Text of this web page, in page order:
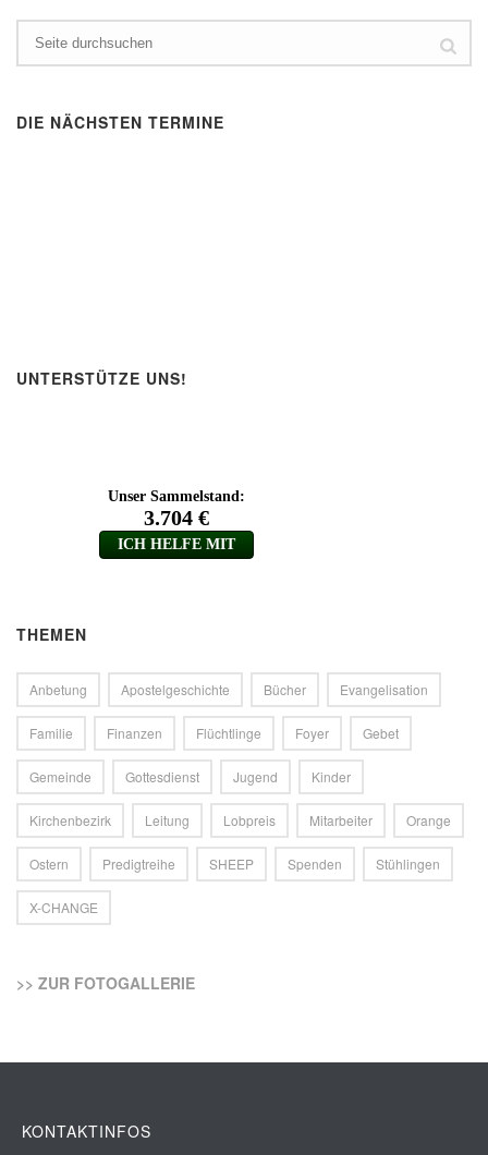
DIE NÄCHSTEN TERMINE
UNTERSTÜTZE UNS!
THEMEN
Anbetung Apostelgeschichte Bücher Evangelisation
Familie Finanzen Flüchtlinge Foyer Gebet
Gemeinde Gottesdienst Jugend Kinder
Kirchenbezirk Leitung Lobpreis Mitarbeiter Orange
Ostern Predigtreihe SHEEP Spenden Stühlingen
X-CHANGE
>> ZUR FOTOGALLERIE
KONTAKTINFOS